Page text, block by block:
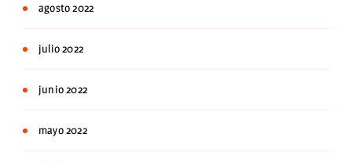
agosto 2022
julio 2022
junio 2022
mayo 2022